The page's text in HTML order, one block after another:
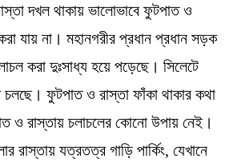
দখল থাকায় ভালোভাবে ফুটপাত ও
যায় না। মহানগরীর প্রধান প্রধান সড়ক
করা দুঃসাধ্য হয়ে পড়েছে। সিলেটে
চলছে। ফুটপাত ও রাস্তা ফাঁকা থাকার কথা
ও রাস্তায় চলাচলের কোনো উপায় নেই।
রাস্তায় যত্রতত্র গাড়ি পার্কিং, যেখানে